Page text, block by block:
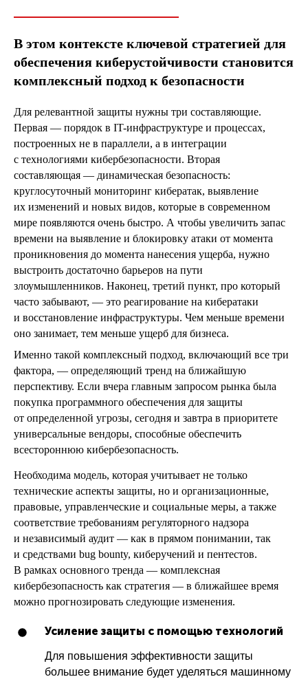
В этом контексте ключевой стратегией для
обеспечения киберустойчивости становится
комплексный подход к безопасности
Для релевантной защиты нужны три составляющие.
Первая — порядок в IT-инфраструктуре и процессах,
построенных не в параллели, а в интеграции
с технологиями кибербезопасности. Вторая
составляющая — динамическая безопасность:
круглосуточный мониторинг кибератак, выявление
их изменений и новых видов, которые в совре­менном
мире появляются очень быстро. А чтобы увеличить запас
времени на выявление и блокировку атаки от момента
проникновения до момента нанесения ущерба, нужно
выстроить достаточно барьеров на пути
злоумышленников. Наконец, третий пункт, про который
часто забывают, — это реагирование на кибератаки
и восстановление инфраструктуры. Чем меньше времени
оно занимает, тем меньше ущерб для бизнеса.
Именно такой комплексный подход, включающий все три
фактора, — определяющий тренд на ближайшую
перспективу. Если вчера главным запросом рынка была
покупка программного обеспечения для защиты
от определенной угрозы, сегодня и завтра в приоритете
универсальные вендоры, способные обеспечить
всестороннюю кибербезопасность.
Необходима модель, которая учитывает не только
технические аспекты защиты, но и организационные,
правовые, управленческие и социальные меры, а также
соответствие требованиям регуляторного надзора
и независимый аудит — как в прямом понимании, так
и средствами bug bounty, киберучений и пентестов.
В рамках основного тренда — комплексная
кибербезопасность как стратегия — в ближайшее время
можно прогнозировать следующие изменения.
Усиление защиты с помощью технологий
Для повышения эффективности защиты
большее внимание будет уделяться машинному